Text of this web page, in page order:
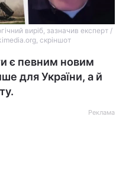
виріб, зазначив експерт /
скріншот
є певним новим
для України, а й
Реклама